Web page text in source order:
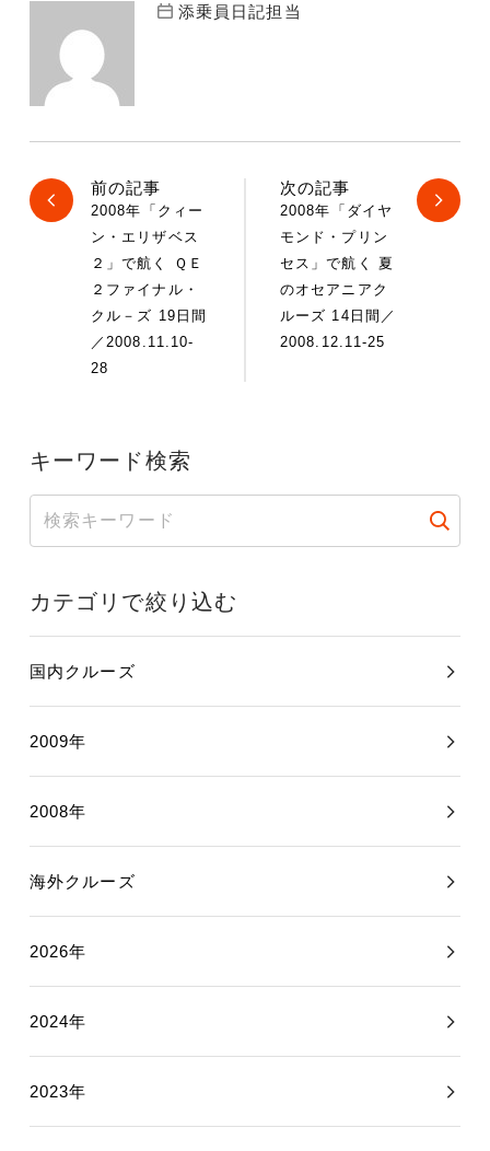
添乗員日記担当
前の記事
2008年「クィー
ン・エリザベス
２」で航く ＱＥ
２ファイナル・
クル－ズ 19日間
／2008.11.10-
28
次の記事
2008年「ダイヤ
モンド・プリン
セス」で航く 夏
のオセアニアク
ルーズ 14日間／
2008.12.11-25
キーワード検索
カテゴリで絞り込む
国内クルーズ
2009年
2008年
海外クルーズ
2026年
2024年
2023年